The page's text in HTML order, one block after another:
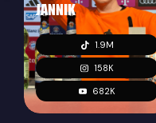
JANNIK
1.9M
158K
682K